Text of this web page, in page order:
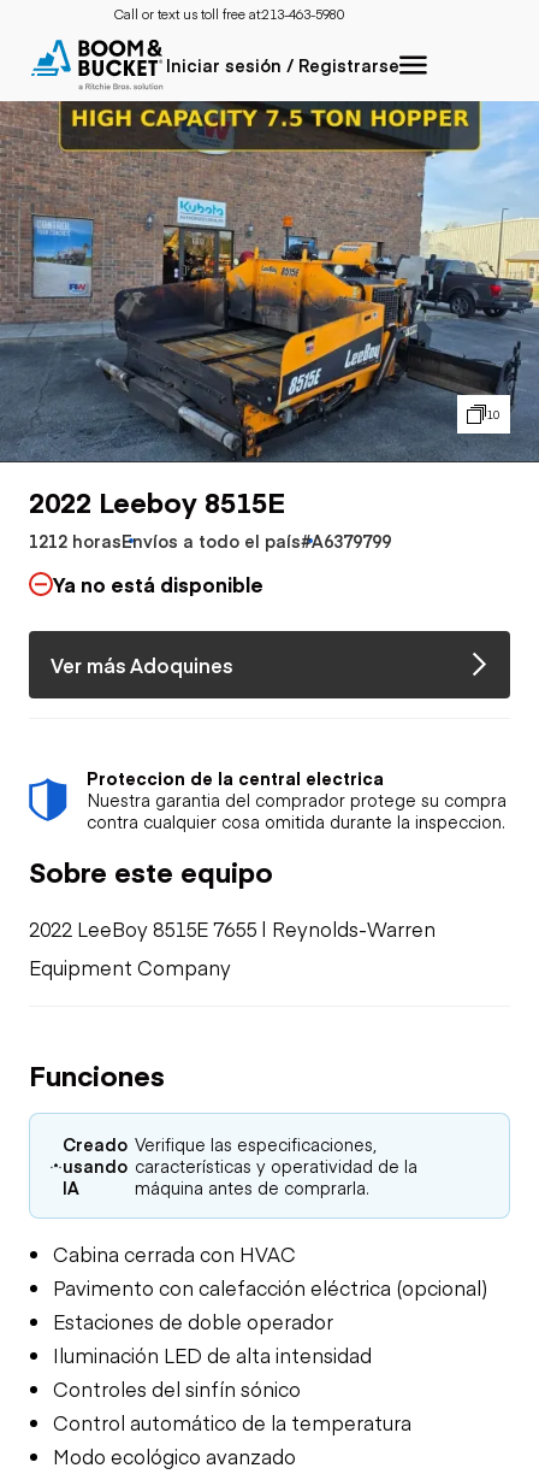
Call or text us toll free at:213-463-5980
Iniciar sesión / Registrarse
10
2022 Leeboy 8515E
1212 horasEnvíos a todo el país#A6379799
Ya no está disponible
Ver más Adoquines
Proteccion de la central electrica
Nuestra garantia del comprador protege su compra
contra cualquier cosa omitida durante la inspeccion.
Sobre este equipo
2022 LeeBoy 8515E 7655 | Reynolds-Warren
Equipment Company
Funciones
Creado
usando
IA
Verifique las especificaciones,
características y operatividad de la
máquina antes de comprarla.
Cabina cerrada con HVAC
Pavimento con calefacción eléctrica (opcional)
Estaciones de doble operador
Iluminación LED de alta intensidad
Controles del sinfín sónico
Control automático de la temperatura
Modo ecológico avanzado